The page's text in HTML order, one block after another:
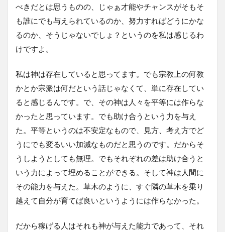
べきだとは思うものの、じゃぁ才能やチャンスがそもそ
も誰にでも与えられているのか、努力すればどうにかな
るのか、そうじゃないでしょ？というのを私は感じるわ
けですよ。
私は神は存在していると思ってます。でも宗教上の何教
かとか宗派は何だという話じゃなくて、単に存在してい
ると感じるんです。で、その神は人々を平等には作らな
かったと思っています。でも助け合うという力を与え
た。平等というのは不安定なもので、見方、考え方でど
うにでも変るいい加減なものだと思うのです。だからそ
うしようとしても無理。でもそれぞれの差は助け合うと
いう力によって埋めることができる。そして神は人間に
その能力を与えた。草木のように、すぐ隣の草木を乗り
越えて自分が育てば良いというようには作らなかった。
だから稼げる人はそれも神が与えた能力であって、それ